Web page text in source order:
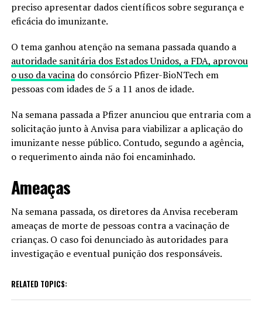
preciso apresentar dados científicos sobre segurança e
eficácia do imunizante.
O tema ganhou atenção na semana passada quando a
autoridade sanitária dos Estados Unidos, a FDA, aprovou
o uso da vacinado consórcio Pfizer-BioNTech em
pessoas com idades de 5 a 11 anos de idade.
Na semana passada a Pfizer anunciou que entraria com a
solicitação junto à Anvisa para viabilizar a aplicação do
imunizante nesse público. Contudo, segundo a agência,
o requerimento ainda não foi encaminhado.
Ameaças
Na semana passada, os diretores da Anvisa receberam
ameaças de morte de pessoas contra a vacinação de
crianças. O caso foi denunciado às autoridades para
investigação e eventual punição dos responsáveis.
RELATED TOPICS: